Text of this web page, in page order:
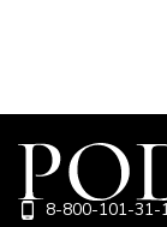
8-800-101-31-